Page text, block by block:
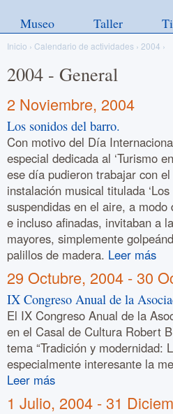
Inicio › Calendario de actividades › 2004 ›
2004 - General
2 Noviembre, 2004
Los sonidos del barro.
Con motivo del Día
especial dedicada al ‘Turismo
ese día pudieron trabajar con
instalación musical titulada
suspendidas en el aire, a
e incluso afinadas, invitaban a
mayores, simplemente
palillos de madera. Leer más
29 Octubre, 2004 -30
IX Congreso Anual de la
El IX Congreso Anual de la
en el Casal de Cultura Robert
tema “Tradición y modernidad:
especialmente interesante la
Leer más
1 Julio, 2004 -31
Museo Taller